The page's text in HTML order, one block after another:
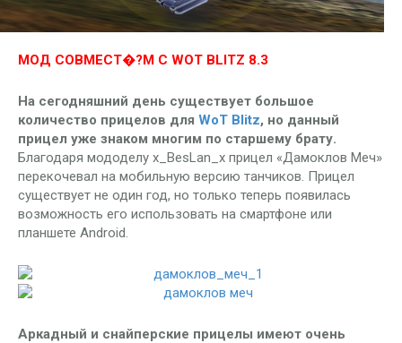
МОД СОВМЕСТ�?М С WOT BLITZ 8.3
На сегодняшний день существует большое
количество прицелов для WoT Blitz, но данный
прицел уже знаком многим по старшему брату.
Благодаря мододелу x_BesLan_x прицел «Дамоклов Меч»
перекочевал на мобильную версию танчиков. Прицел
существует не один год, но только теперь появилась
возможность его использовать на смартфоне или
планшете Android.
Аркадный и снайперские прицелы имеют очень